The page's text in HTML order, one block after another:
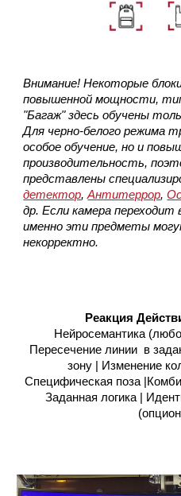
Внимание! Некоторыеблок
повышенной мощности,
"Багаж" здесь обучены
Для черно-белого режима
особое обучение, но и
производительность,
представлены
детектор, Антитеррор,
др. Если камера переходит
именно эти предметы
некорректно.
Реакция
Нейросемантика
Пересечение линии в
зону |
Изменение
Специфическая поза
Заданная логика |